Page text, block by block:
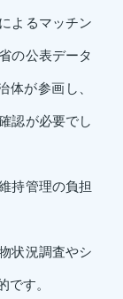
よるマッチン
の公表データ
体が参画し、
認が必要でし
持管理の負担
状況調査やシ
です。